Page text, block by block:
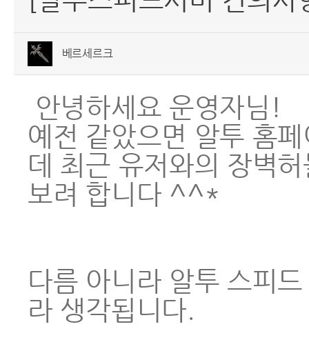
베르세르크
안녕하세요 운영자님!
예전 같았으면 알투 홈
데 최근 유저와의 장벽
보려 합니다 ^^*
다름 아니라 알투 스피
라 생각됩니다.